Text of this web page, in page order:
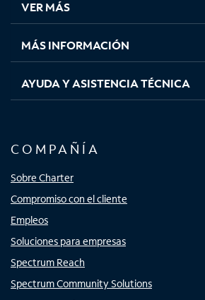
pestaña
nueva
pestaña
nueva
pestaña
nuevanueva
VER MÁS
MÁS INFORMACIÓN
AYUDA Y ASISTENCIA TÉCNICA
COMPAÑÍA
Sobre Charter
Compromiso con el cliente
Empleos
Soluciones para empresas
Spectrum Reach
Spectrum Community Solutions